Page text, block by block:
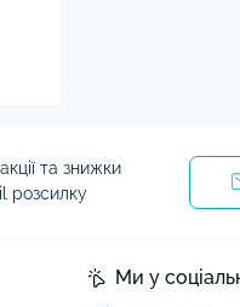
та знижки
розсилку
Ми у